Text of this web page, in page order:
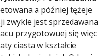
a później tężeje
zwykle jest sprzedawana
przygotowuej się więc
ciasta w kształcie